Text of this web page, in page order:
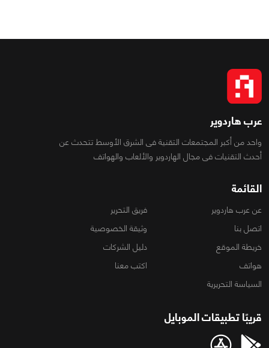
عرب هاردوير
واحد من أكبر المجتمعات التقنية فى الشرق الأوسط تتحدث عن
أحدث التقنيات فى مجال الهاردوير والألعاب والهواتف
القائمة
عن عرب هاردوير
فريق التحرير
اتصل بنا
وثيقة الخصوصية
خريطة الموقع
دليل الشركات
هواتف
اكتب معنا
السياسة التحريرية
قريبًا تطبيقات الموبايل